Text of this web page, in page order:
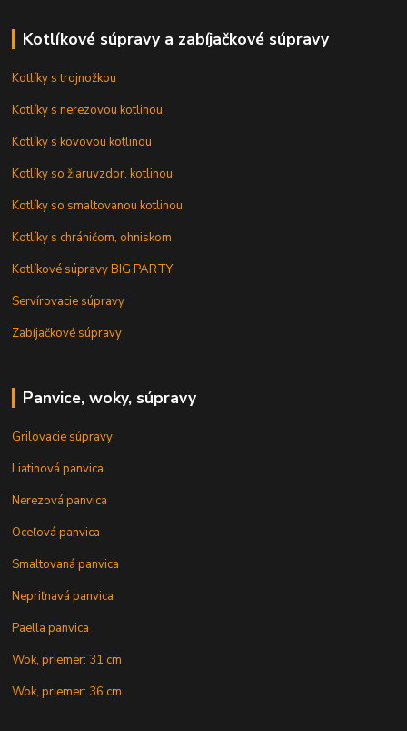
Kotlíkové súpravy a zabíjačkové súpravy
Kotlíky s trojnožkou
Kotlíky s nerezovou kotlinou
Kotlíky s kovovou kotlinou
Kotlíky so žiaruvzdor. kotlinou
Kotlíky so smaltovanou kotlinou
Kotlíky s chráničom, ohniskom
Kotlíkové súpravy BIG PARTY
Servírovacie súpravy
Zabíjačkové súpravy
Panvice, woky, súpravy
Grilovacie súpravy
Liatinová panvica
Nerezová panvica
Oceľová panvica
Smaltovaná panvica
Nepriľnavá panvica
Paella panvica
Wok, priemer: 31 cm
Wok, priemer: 36 cm